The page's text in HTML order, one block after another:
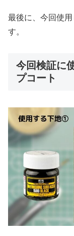
最後に、今回使
す。
今回検証に
プコート